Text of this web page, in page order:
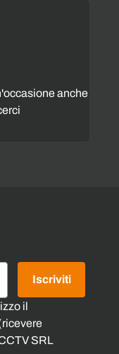
anche
il
SRL
Iscriviti